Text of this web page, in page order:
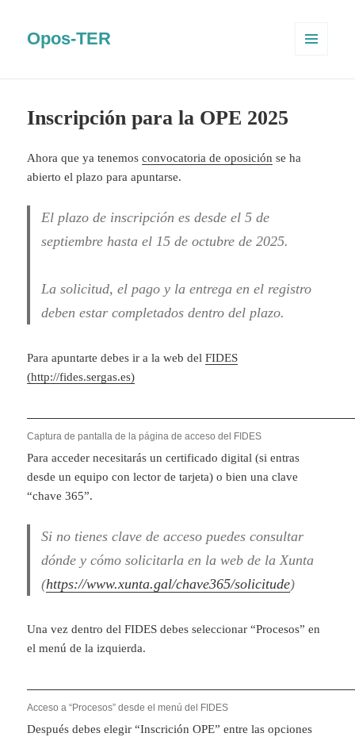
Opos-TER
Inscripción para la OPE 2025
Ahora que ya tenemosconvocatoria de oposición se ha
abierto el plazo para apuntarse.
El plazo de inscripción es desde el 5 de
septiembre hasta el 15 de octubre de 2025.
La solicitud, el pago y la entrega en el registro
deben estar completados dentro del plazo.
Para apuntarte debes ir a la web delFIDES
(http://fides.sergas.es)
Captura de pantalla de la página de acceso del FIDES
Para acceder necesitarás un certificado digital (si entras
desde un equipo con lector de tarjeta) o bien una clave
“chave 365”.
Si no tienes clave de acceso puedes consultar
dónde y cómo solicitarla en la web de la Xunta
(https://www.xunta.gal/chave365/solicitude)
Una vez dentro del FIDES debes seleccionar “Procesos” en
el menú de la izquierda.
Acceso a “Procesos” desde el menú del FIDES
Después debes elegir “Inscrición OPE” entre las opciones